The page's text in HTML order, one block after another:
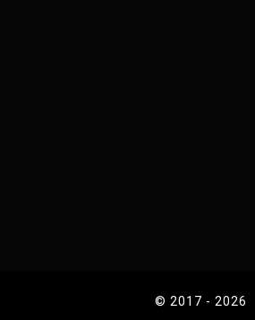
© 2017 - 2026